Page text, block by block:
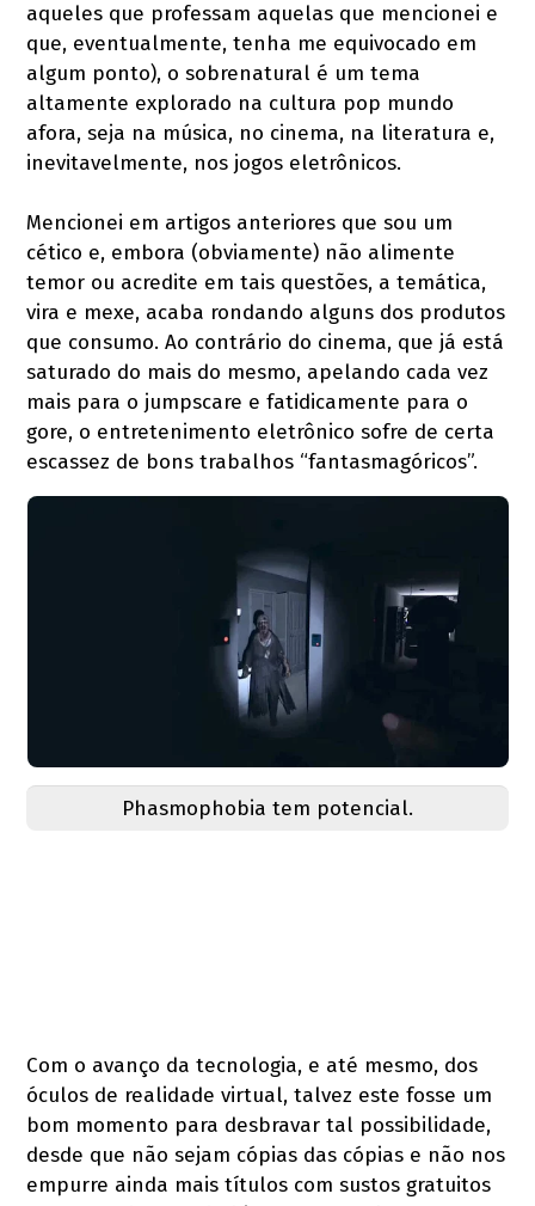
aqueles que professam aquelas que mencionei e
que, eventualmente, tenha me equivocado em
algum ponto), o sobrenatural é um tema
altamente explorado na cultura pop mundo
afora, seja na música, no cinema, na literatura e,
inevitavelmente, nos jogos eletrônicos.
Mencionei em artigos anteriores que sou um
cético e, embora (obviamente) não alimente
temor ou acredite em tais questões, a temática,
vira e mexe, acaba rondando alguns dos produtos
que consumo. Ao contrário do cinema, que já está
saturado do mais do mesmo, apelando cada vez
mais para o jumpscare e fatidicamente para o
gore, o entretenimento eletrônico sofre de certa
escassez de bons trabalhos “fantasmagóricos”.
Phasmophobia tem potencial.
Com o avanço da tecnologia, e até mesmo, dos
óculos de realidade virtual, talvez este fosse um
bom momento para desbravar tal possibilidade,
desde que não sejam cópias das cópias e não nos
empurre ainda mais títulos com sustos gratuitos